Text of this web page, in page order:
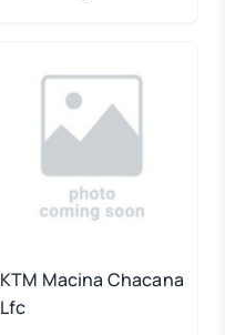
KTM Macina Chacana
Lfc